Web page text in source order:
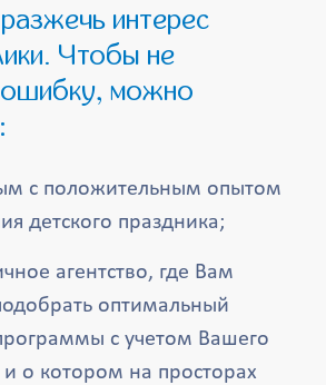
интерес
Чтобы не
можно
с положительным опытом
детского праздника;
агентство, где Вам
оптимальный
с учетом Вашего
о котором на просторах